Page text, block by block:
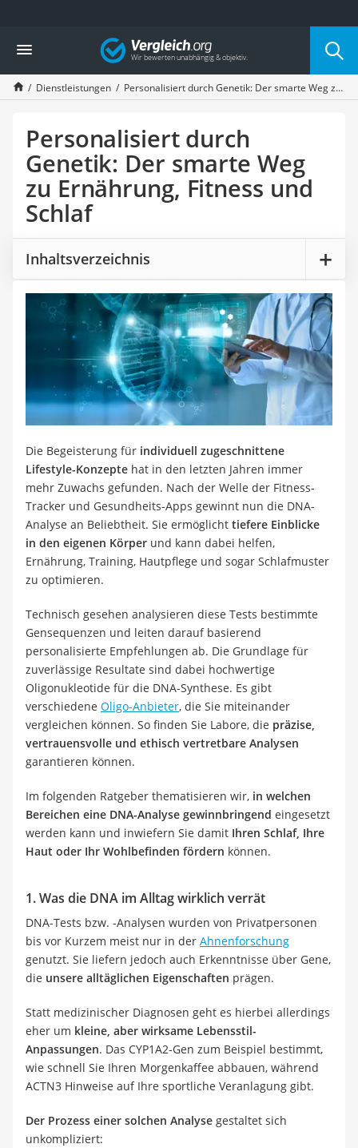
Die beliebtesten Vergleiche nach Kategorie
Service
Cannabissamen kaufen
Bücher verkaufen
Online-Apotheke
Cannabis-Rezept
Auto-Abo
T-Shirt bedrucken
Goldankauf
Singlereisen
Wassertest
Neuwagen-Rabatt
Online-Druckerei
Musik-Streaming
Münzhändler
Auto verkaufen
Strom und Gas (Kombitarif)
Elektronische Schließanlage
Immobilienportal
Ticketportale
Service
Vergleich
Dienstleistungen Personalisiert durch Genetik: Der smarte Weg zu Ernährung, Fitness und Schlaf
Personalisiert durch
Genetik: Der smarte Weg
zu Ernährung, Fitness und
Schlaf
Inhaltsverzeichnis
Die Begeisterung für individuell zugeschnittene
Lifestyle-Konzepte hat in den letzten Jahren immer
mehr Zuwachs gefunden. Nach der Welle der Fitness-
Tracker und Gesundheits-Apps gewinnt nun die DNA-
Analyse an Beliebtheit. Sie ermöglicht tiefere Einblicke
in den eigenen Körper und kann dabei helfen,
Ernährung, Training, Hautpflege und sogar Schlafmuster
zu optimieren.
Technisch gesehen analysieren diese Tests bestimmte
Gensequenzen und leiten darauf basierend
personalisierte Empfehlungen ab. Die Grundlage für
zuverlässige Resultate sind dabei hochwertige
Oligonukleotide für die DNA-Synthese. Es gibt
verschiedene Oligo-Anbieter, die Sie miteinander
vergleichen können. So finden Sie Labore, die präzise,
vertrauensvolle und ethisch vertretbare Analysen
garantieren können.
Im folgenden Ratgeber thematisieren wir, in welchen
Bereichen eine DNA-Analyse gewinnbringend eingesetzt
werden kann und inwiefern Sie damit Ihren Schlaf, Ihre
Haut oder Ihr Wohlbefinden fördern können.
1. Was die DNA im Alltag wirklich verrät
DNA-Tests bzw. -Analysen wurden von Privatpersonen
bis vor Kurzem meist nur in der Ahnenforschung
genutzt. Sie liefern jedoch auch Erkenntnisse über Gene,
die unsere alltäglichen Eigenschaften prägen.
Statt medizinischer Diagnosen geht es hierbei allerdings
eher um kleine, aber wirksame Lebensstil-
Anpassungen. Das CYP1A2-Gen zum Beispiel bestimmt,
wie schnell Sie Ihren Morgenkaffee abbauen, während
ACTN3 Hinweise auf Ihre sportliche Veranlagung gibt.
Der Prozess einer solchen Analyse gestaltet sich
unkompliziert: